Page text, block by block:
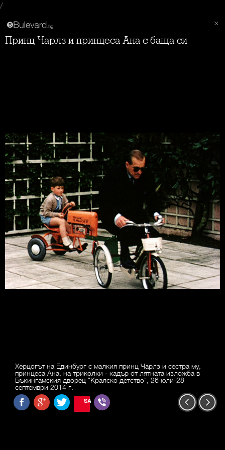
/
Принц Чарлз и принцеса Ана с баща си
Херцогът на Единбург с малкия принц Чарлз и сестра му,
принцеса Ана, на триколки - кадър от лятната изложба в
Бъкингамския дворец "Кралско детство", 26 юли-28
септември 2014 г.
SAVE